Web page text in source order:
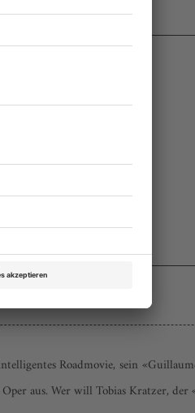
Roadmovie, sein
aus. Wer will Tobias Kratzer, der